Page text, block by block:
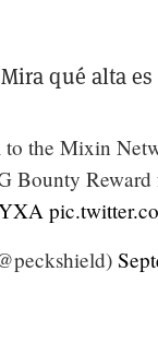
qué alta
to the Mixin
Bounty